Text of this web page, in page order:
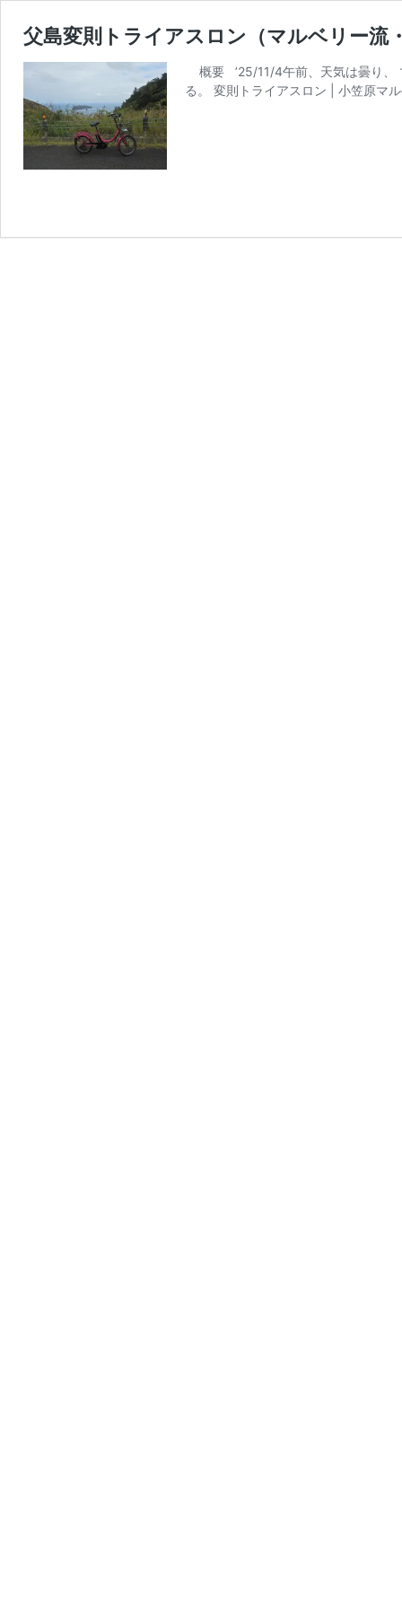
父島変則トライアスロン（マルベリー流
概要 ’25/11/4午前、天気は曇り、
る。 変則トライアスロン | 小笠原マ